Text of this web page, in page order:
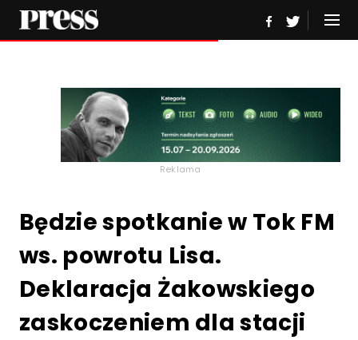
Reklama
Będzie spotkanie w Tok FM
ws. powrotu Lisa.
Deklaracja Żakowskiego
zaskoczeniem dla stacji